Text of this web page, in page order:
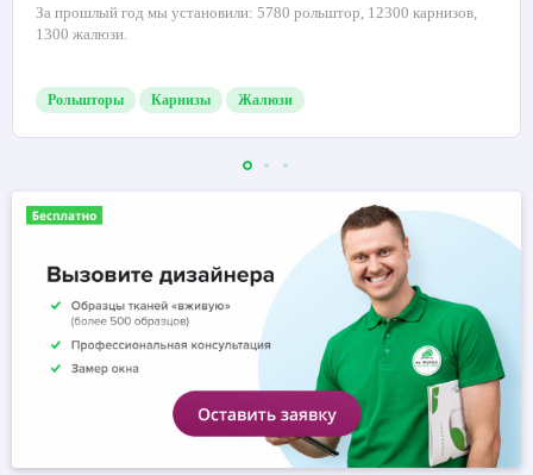
За прошлый год мы установили: 5780 рольштор, 12300 карнизов,
1300 жалюзи.
Рольшторы Карнизы Жалюзи